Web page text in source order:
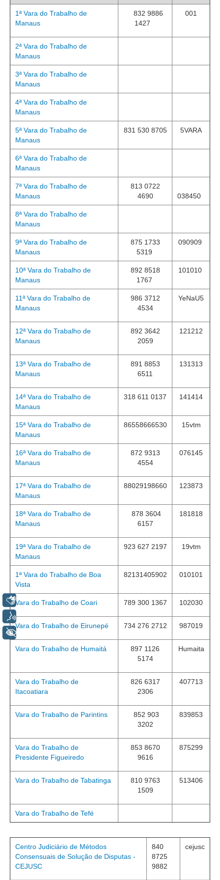
Calendário das Correições
Calendário de Suspensão
Certidões
Concursos
Contas abertas em nome dos beneficiários
Diários Eletrônicos
e-Doc
Espaço do Servidor
Guias de recolhimento
Leilão Público
Mapa do site
META 9 do CNJ
Pauta Digital
PJE
Plantão Judiciário
Listar Processos
Portal Conciliação
Inscrição para mediação e conciliação – Cejusc 1º e 2º
Perguntas Frequentes
Eventos
Portal Execução
Portal Proad
Portal dos Precatórios e Requisições de
Pequeno Valor
Programa Aprendizagem
Suspensão e Prorrogação de Prazos
Portal de Doações do TRT11
Pesquisa de metas Nacionais
Editais de Credenciamento
Monitoramento do Serviços de TIC
Conexão Inclusiva
Informe de Rendimentos - 2026
|
Todas as Notícias
Buscar Notícias
Comunicados
Galeria de Fotos
Redes Sociais
Fale com a Comunicação
Logomarca
Jurisprudência
Falcão - Busca por Jurisprudência
Pangea - precedentes qualificados
1ª Vara do Trabalho de
Manaus
832 9886
1427
001
2ª Vara do Trabalho de
Manaus
3ª Vara do Trabalho de
Manaus
4ª Vara do Trabalho de
Manaus
5ª Vara do Trabalho de
Manaus
831 530 8705 5VARA
6ª Vara do Trabalho de
Manaus
7ª Vara do Trabalho de
Manaus
813 0722
4690
038450
8ª Vara do Trabalho de
Manaus
9ª Vara do Trabalho de
Manaus
875 1733
5319
090909
10ª Vara do Trabalho de
Manaus
892 8518
1767
101010
11ª Vara do Trabalho de
Manaus
986 3712
4534
YeNaU5
12ª Vara do Trabalho de
Manaus
892 3642
2059
121212
13ª Vara do Trabalho de
Manaus
891 8853
6511
131313
14ª Vara do Trabalho de
Manaus
318 611 0137 141414
15ª Vara do Trabalho de
Manaus
86558666530 15vtm
16ª Vara do Trabalho de
Manaus
872 9313
4554
076145
17ª Vara do Trabalho de
Manaus
88029198660 123873
18ª Vara do Trabalho de
Manaus
878 3604
6157
181818
19ª Vara do Trabalho de
Manaus
923 627 2197 19vtm
1ª Vara do Trabalho de Boa
Vista
82131405902 010101
Vara do Trabalho de Coari 789 300 1367 102030
Vara do Trabalho de Eirunepé 734 276 2712 987019
Vara do Trabalho de Humaitá
897 1126
5174
Humaita
Vara do Trabalho de
Itacoatiara
826 6317
2306
407713
Vara do Trabalho de Parintins
852 903
3202
839853
Vara do Trabalho de
Presidente Figueiredo
853 8670
9616
875299
Vara do Trabalho de Tabatinga
810 9763
1509
513406
Vara do Trabalho de Tefé
Centro Judiciário de Métodos
Consensuais de Solução de Disputas -
CEJUSC
840
8725
9882
cejusc
Libras
Voz